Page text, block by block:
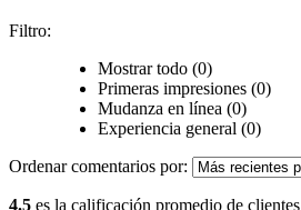
Filtro:
Mostrar todo (0)
Primeras impresiones (0)
Mudanza en línea (0)
Experiencia general (0)
Ordenar comentarios por:
4.5 es la calificación promedio de clientes